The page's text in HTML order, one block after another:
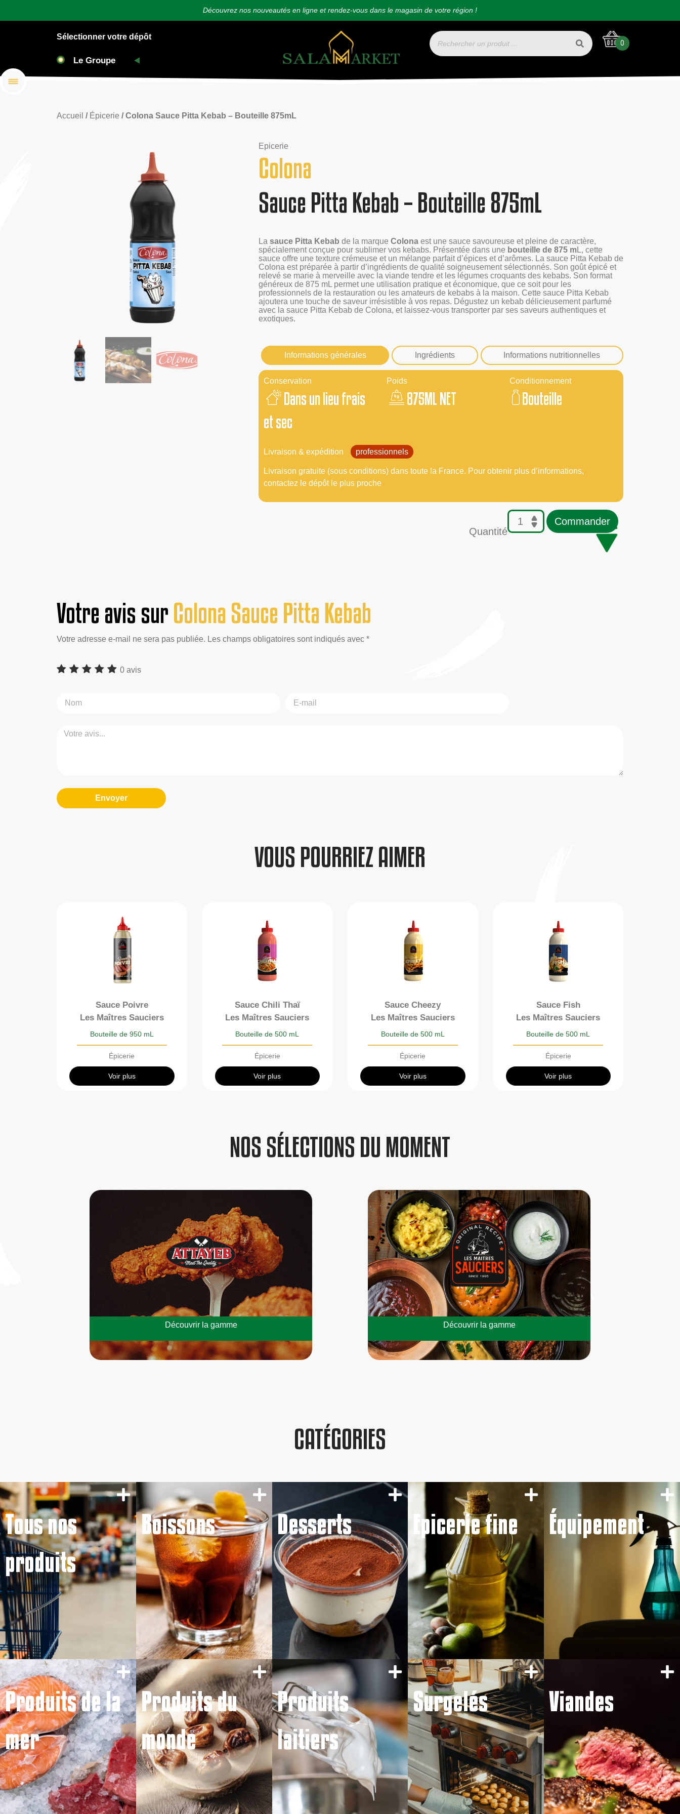
Découvrez nos nouveautés en ligne et rendez-vous dans le magasin de votre région !
Sélectionner votre dépôt
0
Accueil / Épicerie / Colona Sauce Pitta Kebab – Bouteille 875mL
Epicerie
Colona
Sauce Pitta Kebab – Bouteille 875mL
La sauce Pitta Kebab de la marque Colona est une sauce savoureuse et pleine de caractère,
spécialement conçue pour sublimer vos kebabs. Présentée dans une bouteille de 875 mL, cette
sauce offre une texture crémeuse et un mélange parfait d’épices et d’arômes. La sauce Pitta Kebab de
Colona est préparée à partir d’ingrédients de qualité soigneusement sélectionnés. Son goût épicé et
relevé se marie à merveille avec la viande tendre et les légumes croquants des kebabs. Son format
généreux de 875 mL permet une utilisation pratique et économique, que ce soit pour les
professionnels de la restauration ou les amateurs de kebabs à la maison. Cette sauce Pitta Kebab
ajoutera une touche de saveur irrésistible à vos repas. Dégustez un kebab délicieusement parfumé
avec la sauce Pitta Kebab de Colona, et laissez-vous transporter par ses saveurs authentiques et
exotiques.
Informations générales Ingrédients Informations nutritionnelles
Conservation
Dans un lieu frais
et sec
Poids
875ML NET
Conditionnement
Bouteille
Livraison & expédition professionnels
Livraison gratuite (sous conditions) dans toute la France. Pour obtenir plus d’informations,
contactez le dépôt le plus proche
Quantité
Commander
Votre avis surColona Sauce Pitta Kebab
Votre adresse e-mail ne sera pas publiée. Les champs obligatoires sont indiqués avec *
0 avis
Envoyer
VOUS POURRIEZ AIMER
Sauce Poivre
Les Maîtres Sauciers
Bouteille de 950 mL
Épicerie
Voir plus
Sauce Chili Thaï
Les Maîtres Sauciers
Bouteille de 500 mL
Épicerie
Voir plus
Sauce Cheezy
Les Maîtres Sauciers
Bouteille de 500 mL
Épicerie
Voir plus
Sauce Fish
Les Maîtres Sauciers
Bouteille de 500 mL
Épicerie
Voir plus
NOS SÉLECTIONS DU MOMENT
Découvrir la gamme Découvrir la gamme
CATÉGORIES
Tous nos
produits
Boissons Desserts Epicerie fine Équipement
Produits de la
mer
Produits du
monde
Produits
laitiers
Surgelés Viandes